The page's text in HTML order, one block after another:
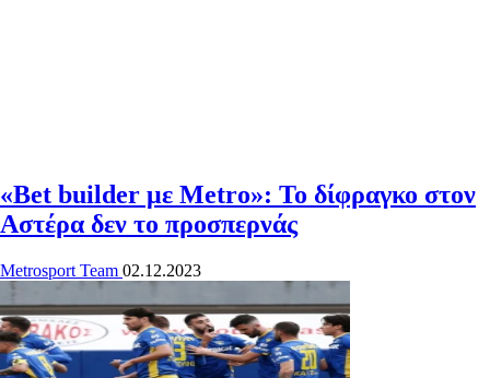
«Bet builder με Metro»: Το δίφραγκο στον
Αστέρα δεν το προσπερνάς
Metrosport Team 02.12.2023